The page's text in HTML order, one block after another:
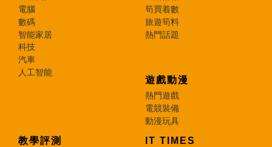
電腦
數碼
智能家居
科技
汽車
人工智能
筍買着數
旅遊筍料
熱門話題
遊戲動漫
熱門遊戲
電競裝備
動漫玩具
教學評測 IT TIMES